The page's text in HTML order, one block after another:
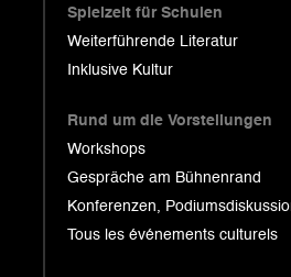
Spielzeit für Schulen
Weiterführende Literatur
Inklusive Kultur
Rund um die Vorstellungen
Workshops
Gespräche am Bühnenrand
Konferenzen,
Tous les événements culturels